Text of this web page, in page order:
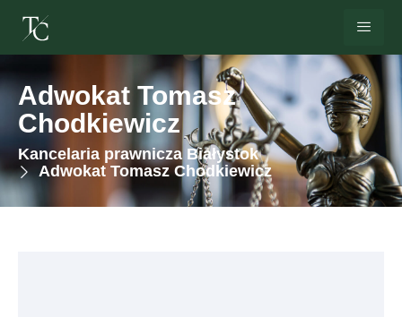
Adwokat Tomasz
Chodkiewicz
Kancelaria prawnicza Białystok
Adwokat Tomasz Chodkiewicz